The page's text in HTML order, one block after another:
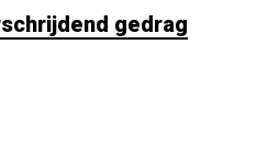
gedrag